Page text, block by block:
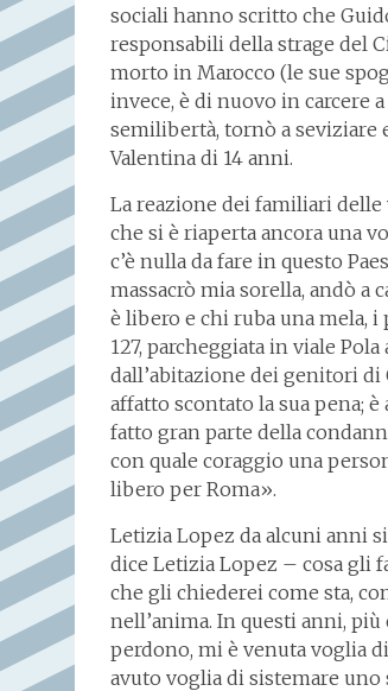
sociali hanno scritto che
responsabili della strage del
morto in Marocco (le sue
invece, è di nuovo in carcere
semilibertà, tornò a seviziare
Valentina di 14 anni.
La reazione dei familiari delle
che si è riaperta ancora una
c’è nulla da fare in questo
massacrò mia sorella, andò a
è libero e chi ruba una mela,
127, parcheggiata in viale
dall’abitazione dei genitori
affatto scontato la sua pena;
fatto gran parte della
con quale coraggio una
libero per Roma».
Letizia Lopez da alcuni anni
dice Letizia Lopez – cosa gli
che gli chiederei come sta,
nell’anima. In questi anni,
perdono, mi è venuta voglia
avuto voglia di sistemare uno